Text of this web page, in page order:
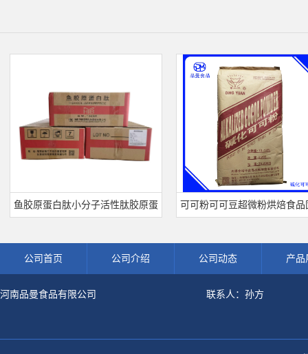
原蛋白肽小分子活性肽胶原蛋 可可粉可可豆超微粉烘焙食品固体
公司首页 公司介绍 公司动态 产品
河南品曼食品有限公司 联系人：孙方